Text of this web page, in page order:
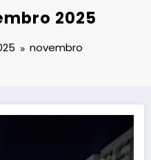
2025
novembro